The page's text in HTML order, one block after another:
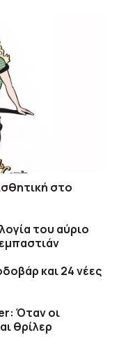
στο
του αύριο
και 24 νέες
Όταν οι
θρίλερ